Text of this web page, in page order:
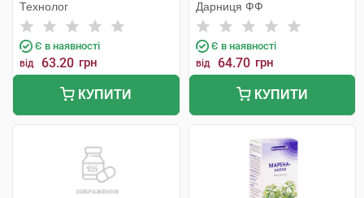
Технолог
Є в наявності
від 63.20 грн
КУПИТИ
Дарниця ФФ
Є в наявності
від 64.70 грн
КУПИТИ